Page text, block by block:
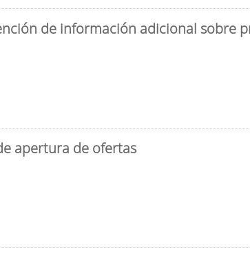
de información adicional sobre
apertura de ofertas